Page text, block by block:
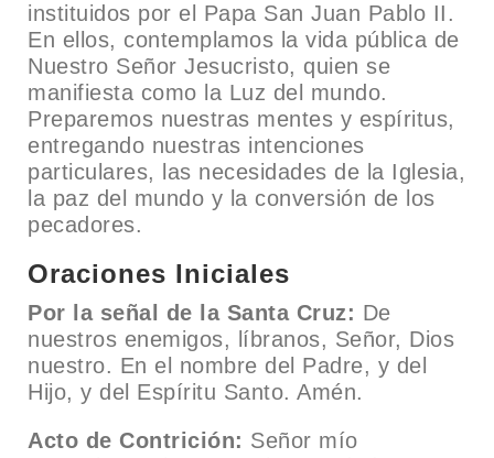
instituidos por el Papa San Juan Pablo II.
En ellos, contemplamos la vida pública de
Nuestro Señor Jesucristo, quien se
manifiesta como la Luz del mundo.
Preparemos nuestras mentes y espíritus,
entregando nuestras intenciones
particulares, las necesidades de la Iglesia,
la paz del mundo y la conversión de los
pecadores.
Oraciones Iniciales
Por la señal de la Santa Cruz: De
nuestros enemigos, líbranos, Señor, Dios
nuestro. En el nombre del Padre, y del
Hijo, y del Espíritu Santo. Amén.
Acto de Contrición: Señor mío